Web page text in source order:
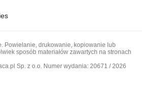
Powielanie, drukowanie, kopiowanie lub
sposób materiałów zawartych na stronach
Sp. z o.o. Numer wydania: 20671 / 2026